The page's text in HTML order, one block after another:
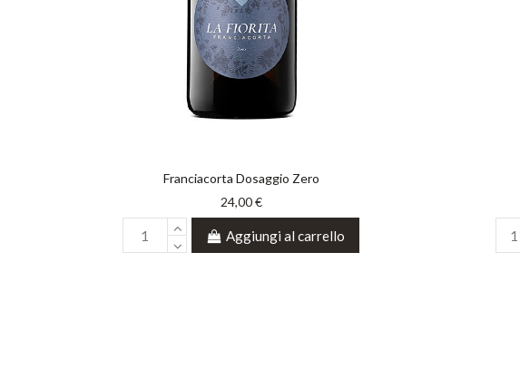
Franciacorta Dosaggio Zero
24,00 €
Aggiungi al carrello